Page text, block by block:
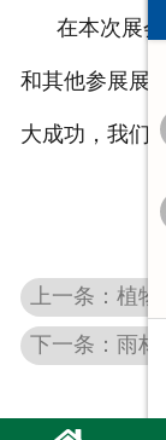
在本次展会
和其他参展展
大成功，我们
上一条：植
下一条：雨